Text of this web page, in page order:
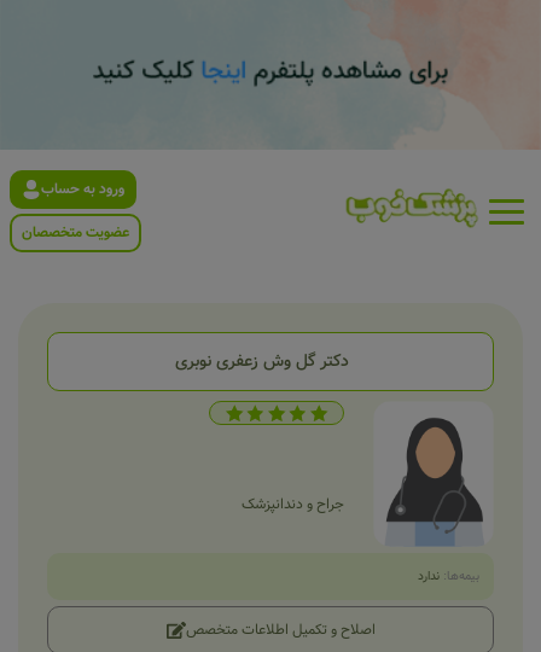
ورود به حساب
عضویت متخصصان
دکتر گل وش زعفری نوبری
جراح و دندانپزشک
بیمه‌ها: ندارد
اصلاح و تکمیل اطلاعات متخصص